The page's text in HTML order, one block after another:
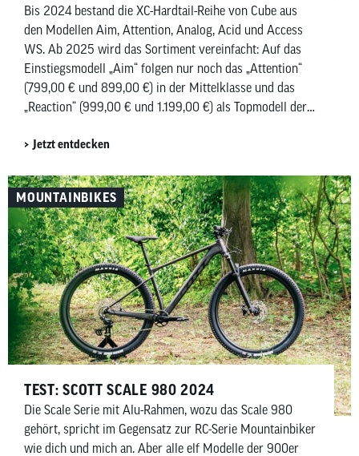
Bis 2024 bestand die XC-Hardtail-Reihe von Cube aus
den Modellen Aim, Attention, Analog, Acid und Access
WS. Ab 2025 wird das Sortiment vereinfacht: Auf das
Einstiegsmodell „Aim“ folgen nur noch das „Attention“
(799,00 € und 899,00 €) in der Mittelklasse und das
„Reaction“ (999,00 € und 1.199,00 €) als Topmodell der
Jetzt entdecken
MOUNTAINBIKES
TEST: SCOTT SCALE 980 2024
Die Scale Serie mit Alu-Rahmen, wozu das Scale 980
gehört, spricht im Gegensatz zur RC-Serie Mountainbiker
wie dich und mich an. Aber alle elf Modelle der 900er